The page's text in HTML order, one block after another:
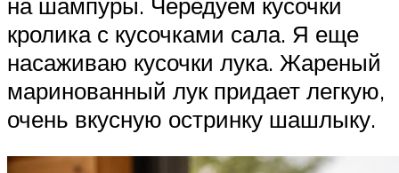
кролика с кусочками сала. Я еще
насаживаю кусочки лука. Жареный
маринованный лук придает легкую,
очень вкусную остринку шашлыку.